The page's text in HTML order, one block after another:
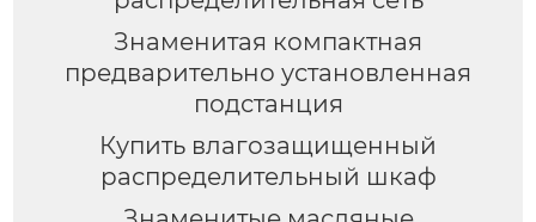
Знаменитая компактная
предварительно установленная
подстанция
Купить влагозащищенный
распределительный шкаф